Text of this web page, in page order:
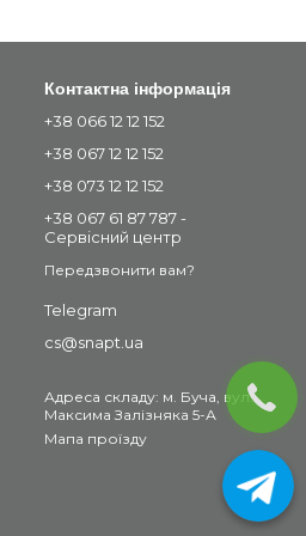
Контактна інформація
+38 066 12 12 152
+38 067 12 12 152
+38 073 12 12 152
+38 067 61 87 787 -
Сервісний центр
Передзвонити вам?
Telegram
cs@snapt.ua
Адреса складу: м. Буча, вул.
Максима Залізняка 5-А
Мапа проїзду